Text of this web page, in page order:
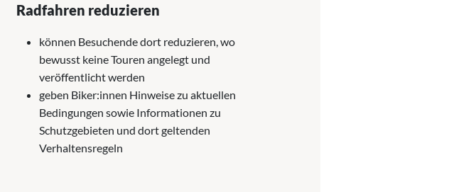
Radfahren reduzieren
können Besuchende dort reduzieren, wo
bewusst keine Touren angelegt und
veröffentlicht werden
geben Biker:innen Hinweise zu aktuellen
Bedingungen sowie Informationen zu
Schutzgebieten und dort geltenden
Verhaltensregeln